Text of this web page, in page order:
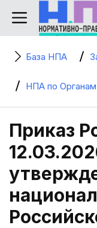
База НПА
НПА по Органам
Приказ